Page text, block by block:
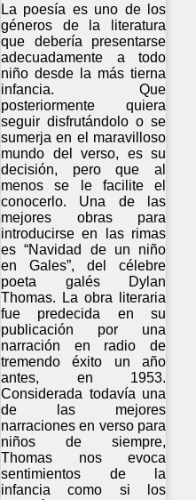
La poesía es uno de los
géneros de la literatura
que debería presentarse
adecuadamente a todo
niño desde la más tierna
infancia. Que
posteriormente quiera
seguir disfrutándolo o se
sumerja en el maravilloso
mundo del verso, es su
decisión, pero que al
menos se le facilite el
conocerlo. Una de las
mejores obras para
introducirse en las rimas
es “Navidad de un niño
en Gales”, del célebre
poeta galés Dylan
Thomas. La obra literaria
fue predecida en su
publicación por una
narración en radio de
tremendo éxito un año
antes, en 1953.
Considerada todavía una
de las mejores
narraciones en verso para
niños de siempre,
Thomas nos evoca
sentimientos de la
infancia como si los